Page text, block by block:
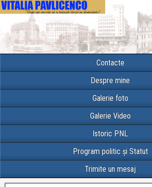
Contacte
Despre mine
Galerie foto
Galerie Video
Istoric PNL
Program politic și Statut
Trimite un mesaj